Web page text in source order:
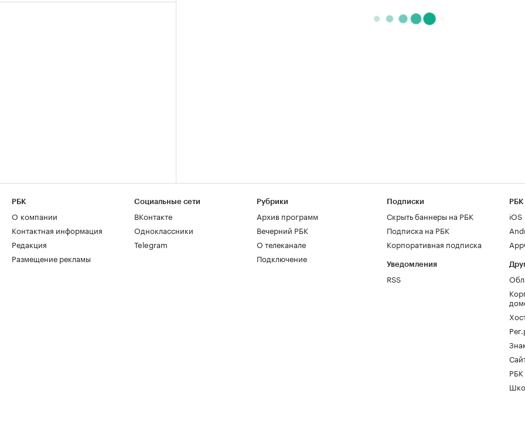
РБК
О компании
Контактная информация
Редакция
Размещение рекламы
Социальные сети
ВКонтакте
Одноклассники
Telegram
Рубрики
Архив программ
Вечерний РБК
О телеканале
Подключение
Подписки
Скрыть баннеры на РБК
Подписка на РБК
Корпоративная подписка
Уведомления
RSS
РБК
iOS